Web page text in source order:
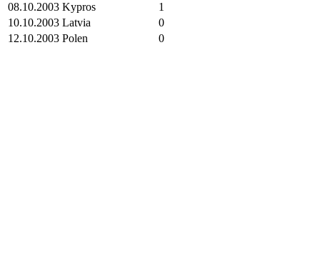
08.10.2003 Kypros
1
10.10.2003 Latvia
0
12.10.2003 Polen 0